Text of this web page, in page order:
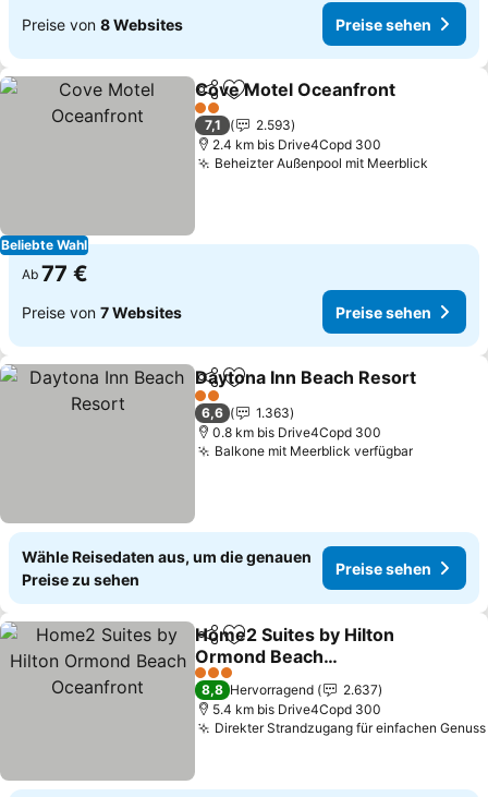
Preise von 8 Websites Preise sehen
Beliebte Wahl
TeilenZu Favoriten hinzufügen
Cove Motel Oceanfront
2 Sterne
7,1
2.593
2.4 km bis Drive4Copd 300
Beheizter Außenpool mit Meerblick
Ab 77 €
Preise von 7 Websites Preise sehen
TeilenZu Favoriten hinzufügen
Daytona Inn Beach Resort
2 Sterne
6,6
1.363
0.8 km bis Drive4Copd 300
Balkone mit Meerblick verfügbar
Wähle Reisedaten aus, um die genauen
Preise zu sehen
Preise sehen
TeilenZu Favoriten hinzufügen
Home2 Suites by Hilton
Ormond Beach
Oceanfront
3 Sterne
8,8 Hervorragend
2.637
5.4 km bis Drive4Copd 300
Direkter Strandzugang für einfachen Genuss